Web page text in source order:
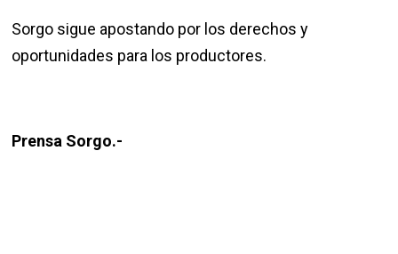
Sorgo sigue apostando por los derechos y
oportunidades para los productores.
Prensa Sorgo.-